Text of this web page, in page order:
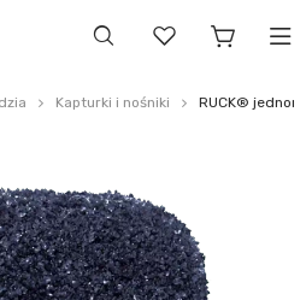
Kapturki i nośniki RUCK®